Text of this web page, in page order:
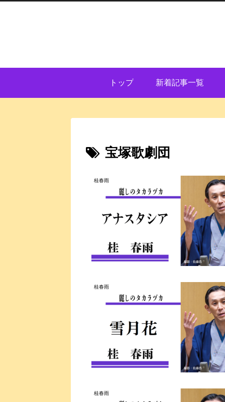
トップ 新着記事一覧
宝塚歌劇団
桂春雨
桂春雨
桂春雨